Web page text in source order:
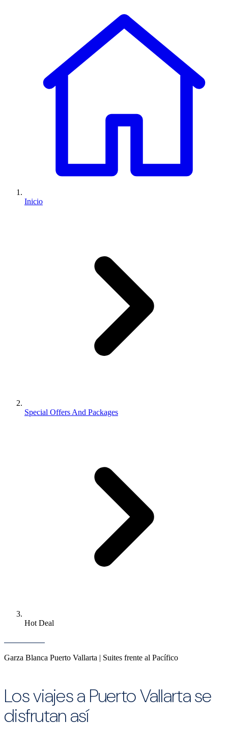
Inicio
Special Offers And Packages
Hot Deal
Garza Blanca Puerto Vallarta | Suites frente al Pacífico
Los viajes a Puerto Vallarta se
disfrutan así